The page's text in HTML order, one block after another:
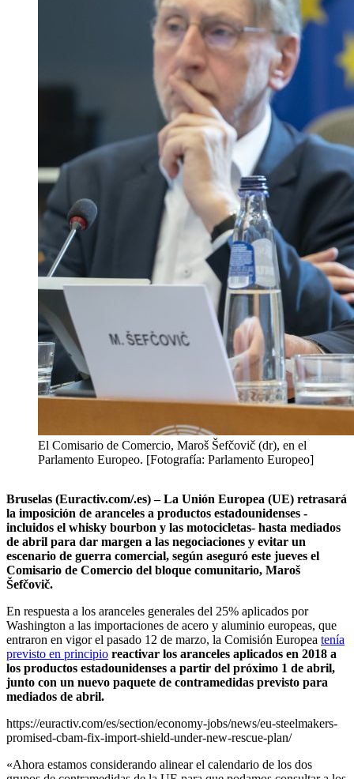
El Comisario de Comercio, Maroš Šefčovič (dr), en el
Parlamento Europeo. [Fotografía: Parlamento Europeo]
Bruselas (Euractiv.com/.es) – La Unión Europea (UE) retrasará
la imposición de aranceles a productos estadounidenses -
incluidos el whisky bourbon y las motocicletas- hasta mediados
de abril para dar margen a las negociaciones y evitar un
escenario de guerra comercial, según aseguró este jueves el
Comisario de Comercio del bloque comunitario, Maroš
Šefčovič.
En respuesta a los aranceles generales del 25% aplicados por
Washington a las importaciones de acero y aluminio europeas, que
entraron en vigor el pasado 12 de marzo, la Comisión Europea tenía
previsto en principio reactivar los aranceles aplicados en 2018 a
los productos estadounidenses a partir del próximo 1 de abril,
junto con un nuevo paquete de contramedidas previsto para
mediados de abril.
https://euractiv.com/es/section/economy-jobs/news/eu-steelmakers-
promised-cbam-fix-import-shield-under-new-rescue-plan/
«Ahora estamos considerando alinear el calendario de los dos